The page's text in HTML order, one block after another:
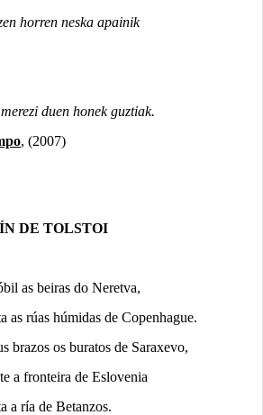
horren neska apainik
duen honek guztiak.
, (2007)
DE TOLSTOI
as beiras do Neretva,
as rúas húmidas de Copenhague.
brazos os buratos de Saraxevo,
a fronteira de Eslovenia
a ría de Betanzos.